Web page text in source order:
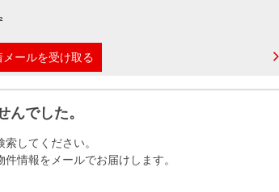
購入ガイド
売却ガイド
ールを受け取る
でした。
してください。
情報をメールでお届けします。